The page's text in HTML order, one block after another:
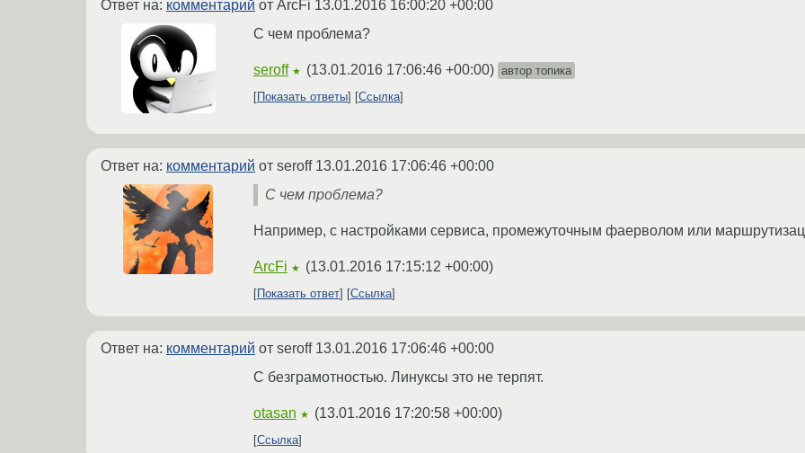
Ответ на: комментарий от ArcFi 13.01.2016 16:00:20 +00:00
С чем проблема?
seroff ★ (13.01.2016 17:06:46 +00:00) автор топика
Показать ответы
Ссылка
Ответ на: комментарий от seroff 13.01.2016 17:06:46 +00:00
С чем проблема?
Например, с настройками сервиса, промежуточным фаерволом или
ArcFi ★ (13.01.2016 17:15:12 +00:00)
Показать ответ Ссылка
Ответ на: комментарий от seroff 13.01.2016 17:06:46 +00:00
С безграмотностью. Линуксы это не терпят.
otasan ★ (13.01.2016 17:20:58 +00:00)
Ссылка